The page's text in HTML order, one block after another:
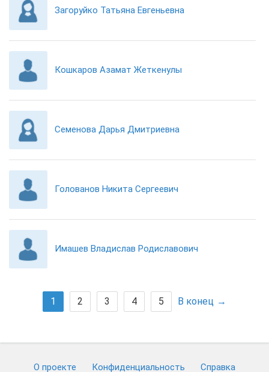
Загоруйко Татьяна Евгеньевна
Кошкаров Азамат Жеткенулы
Семенова Дарья Дмитриевна
Голованов Никита Сергеевич
Имашев Владислав Родиславович
1 2 3 4 5 В конец
О проекте Конфиденциальность Cправка